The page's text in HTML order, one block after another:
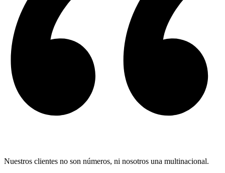
Nuestros clientes no son números, ni nosotros una multinacional.